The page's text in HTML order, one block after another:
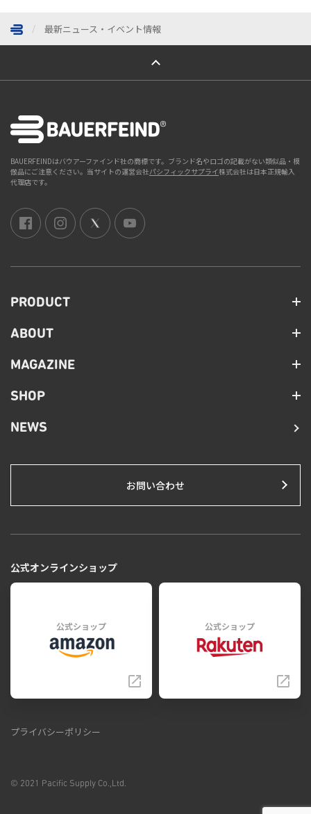
最新ニュース・イベント情報
ページトップへ
BAUERFEINDはバウアーファインド社の商標です。ブランド名やロゴの記載がない類似品・模
倣品にご注意ください。当サイトの運営会社パシフィックサプライ株式会社は日本正規輸入
代理店です。
PRODUCT
ABOUT
MAGAZINE
SHOP
NEWS
お問い合わせ
公式オンラインショップ
公式ショップ 公式ショップ
プライバシーポリシー
© 2021 Pacific Supply Co.,Ltd.